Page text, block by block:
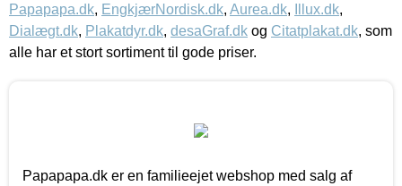
Papapapa.dk, EngkjærNordisk.dk, Aurea.dk, Illux.dk,
Dialægt.dk, Plakatdyr.dk, desaGraf.dk og Citatplakat.dk, som
alle har et stort sortiment til gode priser.
Papapapa.dk er en familieejet webshop med salg af